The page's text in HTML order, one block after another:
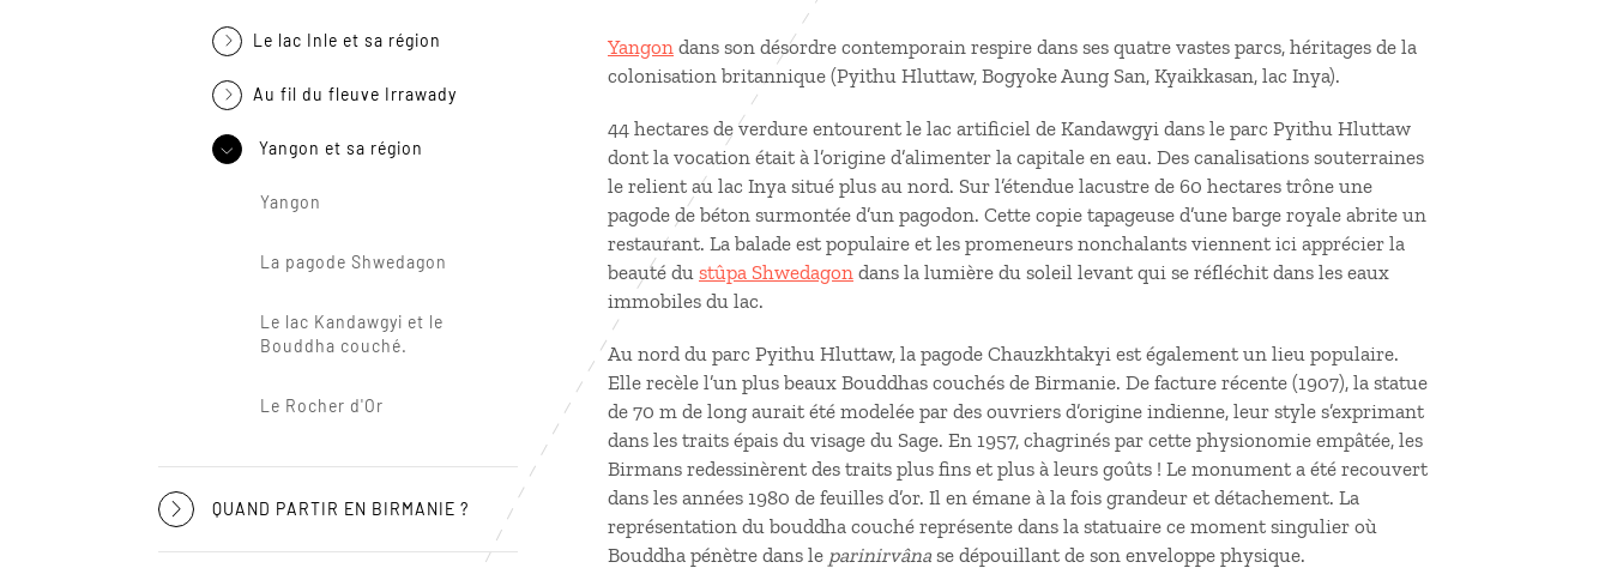
Le lac Inle et sa région
Au fil du fleuve Irrawady
Yangon et sa région
Yangon
La pagode Shwedagon
Le lac Kandawgyi et le
Bouddha couché.
Le Rocher d'Or
QUAND PARTIR EN BIRMANIE ?
Yangon dans son désordre contemporain respire dans ses quatre vastes parcs, héritages de la
colonisation britannique (Pyithu Hluttaw, Bogyoke Aung San, Kyaikkasan, lac Inya).
44 hectares de verdure entourent le lac artificiel de Kandawgyi dans le parc Pyithu Hluttaw
dont la vocation était à l’origine d’alimenter la capitale en eau. Des canalisations souterraines
le relient au lac Inya situé plus au nord. Sur l’étendue lacustre de 60 hectares trône une
pagode de béton surmontée d’un pagodon. Cette copie tapageuse d’une barge royale abrite un
restaurant. La balade est populaire et les promeneurs nonchalants viennent ici apprécier la
beauté du stûpa Shwedagon dans la lumière du soleil levant qui se réfléchit dans les eaux
immobiles du lac.
Au nord du parc Pyithu Hluttaw, la pagode Chauzkhtakyi est également un lieu populaire.
Elle recèle l’un plus beaux Bouddhas couchés de Birmanie. De facture récente (1907), la statue
de 70 m de long aurait été modelée par des ouvriers d’origine indienne, leur style s’exprimant
dans les traits épais du visage du Sage. En 1957, chagrinés par cette physionomie empâtée, les
Birmans redessinèrent des traits plus fins et plus à leurs goûts ! Le monument a été recouvert
dans les années 1980 de feuilles d’or. Il en émane à la fois grandeur et détachement. La
représentation du bouddha couché représente dans la statuaire ce moment singulier où
Bouddha pénètre dans le parinirvâna se dépouillant de son enveloppe physique.